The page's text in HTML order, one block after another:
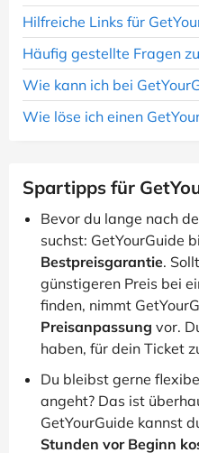
Hilfreiche Links für
Häufig gestellte Fragen
Wie kann ich bei
Wie löse ich einen
Spartipps für
Bevor du lange nach
suchst: GetYourGuide
Bestpreisgarantie.
günstigeren Preis bei
finden, nimmt
Preisanpassung vor.
haben, für dein Ticket
Du bleibst gerne
angeht? Das ist
GetYourGuide kannst
Stunden vor Beginn